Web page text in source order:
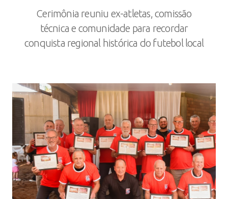
Cerimônia reuniu ex-atletas, comissão
técnica e comunidade para recordar
conquista regional histórica do futebol local